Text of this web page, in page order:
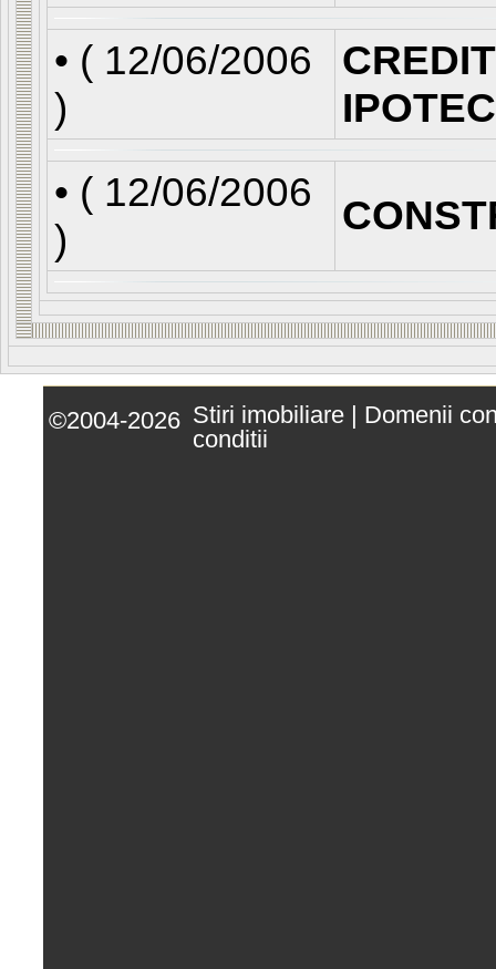
• ( 12/06/2006
)
• ( 12/06/2006
)
©2004-2026 Stiri imobiliare | Domenii
conditii